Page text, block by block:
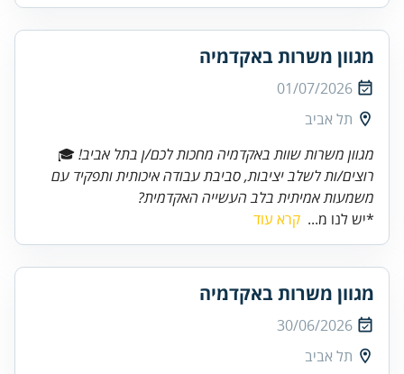
מגוון משרות באקדמיה
01/07/2026
תל אביב
מגוון משרות שוות באקדמיה מחכות לכם/ן בתל אביב! 🎓
רוצים/ות לשלב יציבות, סביבת עבודה איכותית ותפקיד עם
משמעות אמיתית בלב העשייה האקדמית?
*יש לנו מ... קרא עוד
מגוון משרות באקדמיה
30/06/2026
תל אביב